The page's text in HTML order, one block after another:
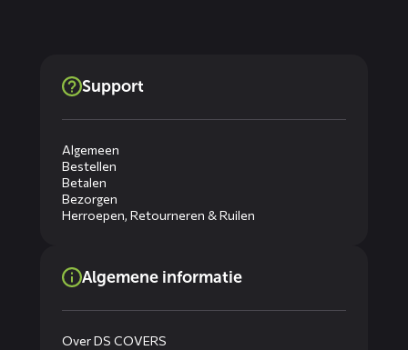
Support
Algemeen
Bestellen
Betalen
Bezorgen
Herroepen, Retourneren & Ruilen
Algemene informatie
Over DS COVERS